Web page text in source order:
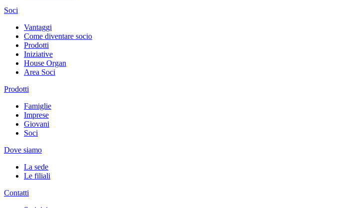
Soci
Vantaggi
Come diventare socio
Prodotti
Iniziative
House Organ
Area Soci
Prodotti
Famiglie
Imprese
Giovani
Soci
Dove siamo
La sede
Le filiali
Contatti